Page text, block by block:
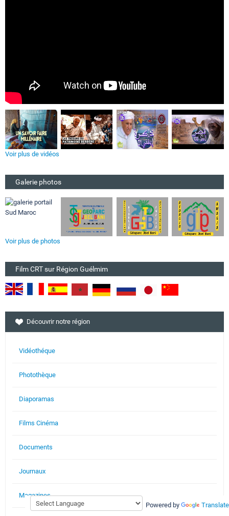
Voir plus de vidéos
Galerie photos
Voir plus de photos
Film CRT sur Région Guélmim
Découvrir notre région
Vidéothéque
Photothèque
Diaporamas
Films Cinéma
Documents
Journaux
Magazines
Powered by Translate